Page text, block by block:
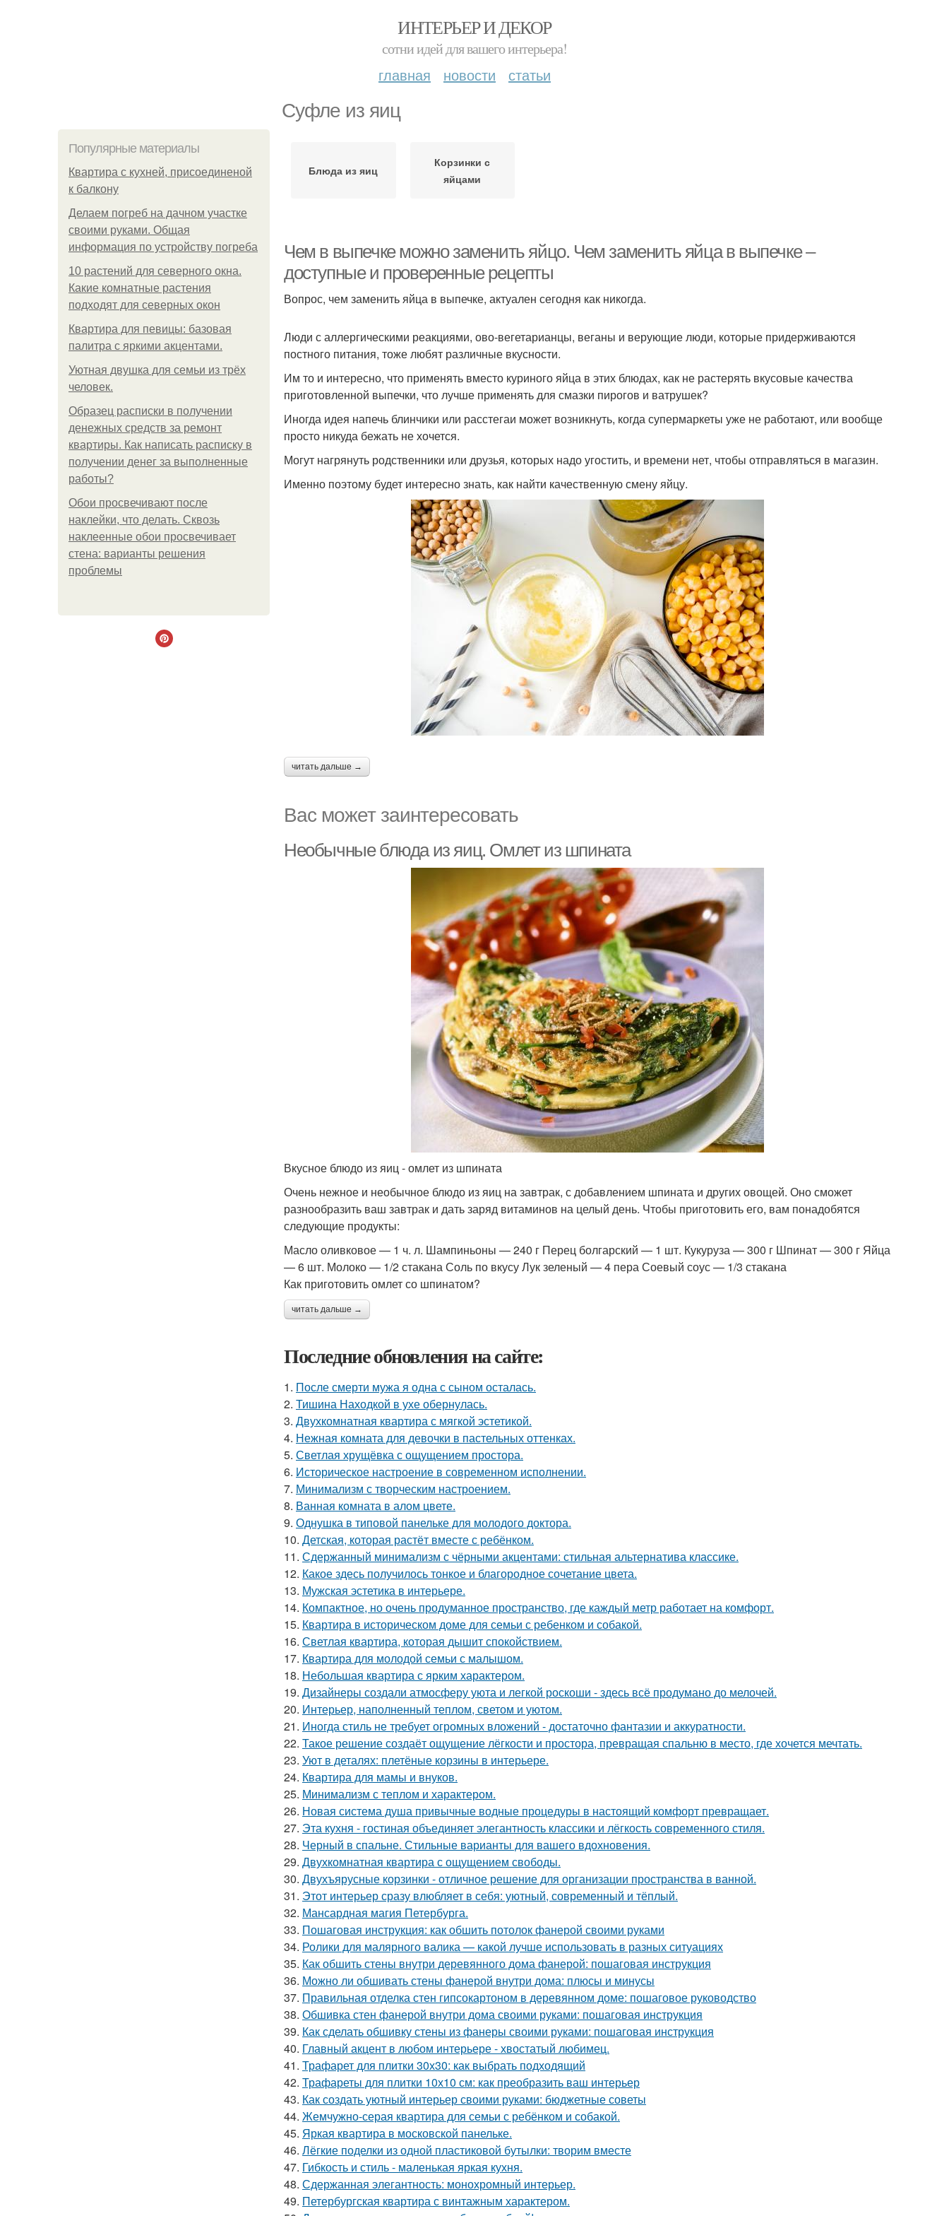
ИНТЕРЬЕР И ДЕКОР
сотни идей для вашего интерьера!
главная новости статьи
Суфле из яиц
Популярные материалы
Квартира с кухней, присоединеной
к балкону
Делаем погреб на дачном участке
своими руками. Общая
информация по устройству погреба
10 растений для северного окна.
Какие комнатные растения
подходят для северных окон
Квартира для певицы: базовая
палитра с яркими акцентами.
Уютная двушка для семьи из трёх
человек.
Образец расписки в получении
денежных средств за ремонт
квартиры. Как написать расписку в
получении денег за выполненные
работы?
Обои просвечивают после
наклейки, что делать. Сквозь
наклеенные обои просвечивает
стена: варианты решения
проблемы
Блюда из яиц
Корзинки с
яйцами
Чем в выпечке можно заменить яйцо. Чем заменить яйца в выпечке –
доступные и проверенные рецепты
Вопрос, чем заменить яйца в выпечке, актуален сегодня как никогда.
Люди с аллергическими реакциями, ово-вегетарианцы, веганы и верующие люди, которые придерживаются
постного питания, тоже любят различные вкусности.
Им то и интересно, что применять вместо куриного яйца в этих блюдах, как не растерять вкусовые качества
приготовленной выпечки, что лучше применять для смазки пирогов и ватрушек?
Иногда идея напечь блинчики или расстегаи может возникнуть, когда супермаркеты уже не работают, или вообще
просто никуда бежать не хочется.
Могут нагрянуть родственники или друзья, которых надо угостить, и времени нет, чтобы отправляться в магазин.
Именно поэтому будет интересно знать, как найти качественную смену яйцу.
читать дальше →
Вас может заинтересовать
Необычные блюда из яиц. Омлет из шпината
Вкусное блюдо из яиц - омлет из шпината
Очень нежное и необычное блюдо из яиц на завтрак, с добавлением шпината и других овощей. Оно сможет
разнообразить ваш завтрак и дать заряд витаминов на целый день. Чтобы приготовить его, вам понадобятся
следующие продукты:
Масло оливковое — 1 ч. л. Шампиньоны — 240 г Перец болгарский — 1 шт. Кукуруза — 300 г Шпинат — 300 г Яйца
— 6 шт. Молоко — 1/2 стакана Соль по вкусу Лук зеленый — 4 пера Соевый соус — 1/3 стакана
Как приготовить омлет со шпинатом?
читать дальше →
Последние обновления на сайте:
1. После смерти мужа я одна с сыном осталась.
2. Тишина Находкой в ухе обернулась.
3. Двухкомнатная квартира с мягкой эстетикой.
4. Нежная комната для девочки в пастельных оттенках.
5. Светлая хрущёвка с ощущением простора.
6. Историческое настроение в современном исполнении.
7. Минимализм с творческим настроением.
8. Ванная комната в алом цвете.
9. Однушка в типовой панельке для молодого доктора.
10. Детская, которая растёт вместе с ребёнком.
11. Сдержанный минимализм с чёрными акцентами: стильная альтернатива классике.
12. Какое здесь получилось тонкое и благородное сочетание цвета.
13. Мужская эстетика в интерьере.
14. Компактное, но очень продуманное пространство, где каждый метр работает на комфорт.
15. Квартира в историческом доме для семьи с ребенком и собакой.
16. Светлая квартира, которая дышит спокойствием.
17. Квартира для молодой семьи с малышом.
18. Небольшая квартира с ярким характером.
19. Дизайнеры создали атмосферу уюта и легкой роскоши - здесь всё продумано до мелочей.
20. Интерьер, наполненный теплом, светом и уютом.
21. Иногда стиль не требует огромных вложений - достаточно фантазии и аккуратности.
22. Такое решение создаёт ощущение лёгкости и простора, превращая спальню в место, где хочется мечтать.
23. Уют в деталях: плетёные корзины в интерьере.
24. Квартира для мамы и внуков.
25. Минимализм с теплом и характером.
26. Новая система душа привычные водные процедуры в настоящий комфорт превращает.
27. Эта кухня - гостиная объединяет элегантность классики и лёгкость современного стиля.
28. Черный в спальне. Стильные варианты для вашего вдохновения.
29. Двухкомнатная квартира с ощущением свободы.
30. Двухъярусные корзинки - отличное решение для организации пространства в ванной.
31. Этот интерьер сразу влюбляет в себя: уютный, современный и тёплый.
32. Мансардная магия Петербурга.
33. Пошаговая инструкция: как обшить потолок фанерой своими руками
34. Ролики для малярного валика — какой лучше использовать в разных ситуациях
35. Как обшить стены внутри деревянного дома фанерой: пошаговая инструкция
36. Можно ли обшивать стены фанерой внутри дома: плюсы и минусы
37. Правильная отделка стен гипсокартоном в деревянном доме: пошаговое руководство
38. Обшивка стен фанерой внутри дома своими руками: пошаговая инструкция
39. Как сделать обшивку стены из фанеры своими руками: пошаговая инструкция
40. Главный акцент в любом интерьере - хвостатый любимец.
41. Трафарет для плитки 30х30: как выбрать подходящий
42. Трафареты для плитки 10х10 см: как преобразить ваш интерьер
43. Как создать уютный интерьер своими руками: бюджетные советы
44. Жемчужно-серая квартира для семьи с ребёнком и собакой.
45. Яркая квартира в московской панельке.
46. Лёгкие поделки из одной пластиковой бутылки: творим вместе
47. Гибкость и стиль - маленькая яркая кухня.
48. Сдержанная элегантность: монохромный интерьер.
49. Петербургская квартира с винтажным характером.